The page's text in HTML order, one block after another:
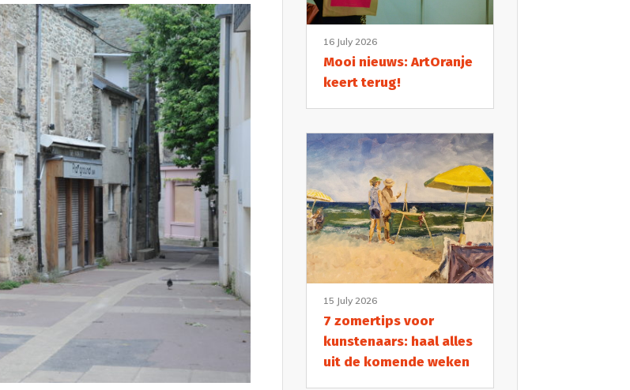
16 July 2026
Mooi nieuws: ArtOranje
keert terug!
15 July 2026
7 zomertips voor
kunstenaars: haal alles
uit de komende weken